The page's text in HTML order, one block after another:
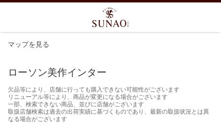
マップを見る
ローソン美作インター
欠品等により、店舗に行っても購入できない可能性がございます
リニューアル等により、商品が変更になる場合がございます
一部、検索できない商品、並びに店舗がございます
取扱店舗検索は過去の出荷実績に基づくものであり、最新の取扱状況とは異
なる場合がございます